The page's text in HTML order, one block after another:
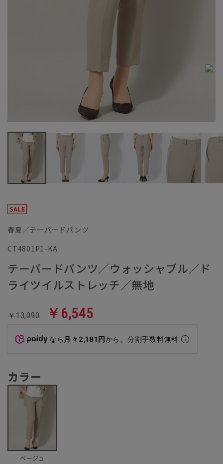
春夏／テーパードパンツ
CT4801P1-KA
テーパードパンツ／ウォッシャブル／ド
ライツイルストレッチ／無地
￥13,090 ￥6,545
なら 月々2,181円から。分割手数料無料
カラー
ベージュ